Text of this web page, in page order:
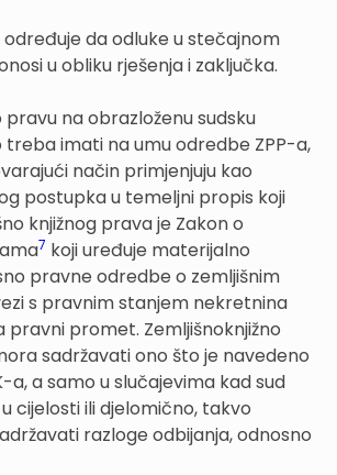
određuje da odluke u stečajnom
u obliku rješenja i zaključka.
na obrazloženu sudsku
treba imati na umu odredbe ZPP-a,
način primjenjuju kao
postupka u temeljni propis koji
knjižnog prava je Zakon o
7 koji uređuje materijalno
pravne odredbe o zemljišnim
s pravnim stanjem nekretnina
pravni promet. Zemljišnoknjižno
sadržavati ono što je navedeno
a, a samo u slučajevima kad sud
cijelosti ili djelomično, takvo
razloge odbijanja, odnosno